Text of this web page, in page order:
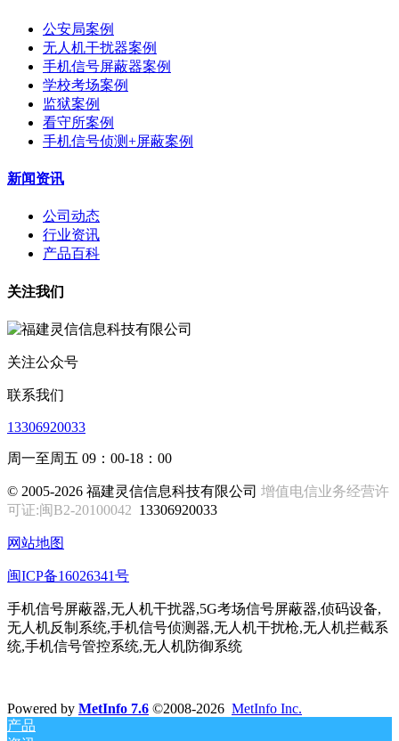
公安局案例
无人机干扰器案例
手机信号屏蔽器案例
学校考场案例
监狱案例
看守所案例
手机信号侦测+屏蔽案例
新闻资讯
公司动态
行业资讯
产品百科
关注我们
关注公众号
联系我们
13306920033
周一至周五 09：00-18：00
© 2005-2026 福建灵信信息科技有限公司 增值电信业务经营许
可证:闽B2-20100042 13306920033
网站地图
闽ICP备16026341号
手机信号屏蔽器,无人机干扰器,5G考场信号屏蔽器,侦码设备,
无人机反制系统,手机信号侦测器,无人机干扰枪,无人机拦截系
统,手机信号管控系统,无人机防御系统
Powered by MetInfo 7.6 ©2008-2026 MetInfo Inc.
产品